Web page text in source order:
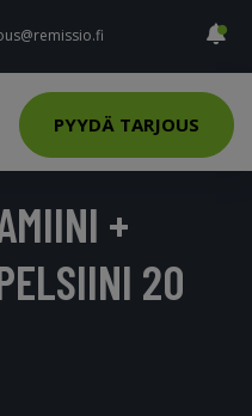
PYYDÄ TARJOUS
+
20